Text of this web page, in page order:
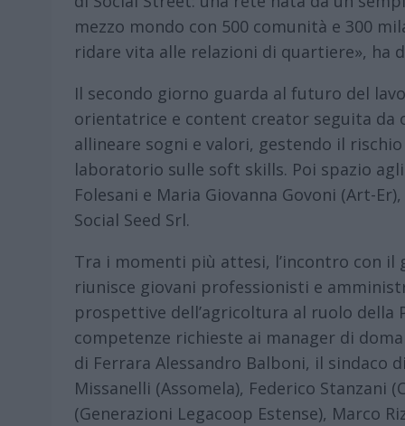
mezzo mondo con 500 comunità e 300
ridare vita alle relazioni di quartiere», ha
Il secondo giorno guarda al futuro del
orientatrice e content creator seguita da
allineare sogni e valori, gestendo il
laboratorio sulle soft skills. Poi spazio
Folesani e Maria Giovanna Govoni (Art-
Social Seed Srl.
Tra i momenti più attesi, l’incontro con il
riunisce giovani professionisti e
prospettive dell’agricoltura al ruolo della
competenze richieste ai manager di
di Ferrara Alessandro Balboni, il sindaco
Missanelli (Assomela), Federico Stanzani
(Generazioni Legacoop Estense), Marco